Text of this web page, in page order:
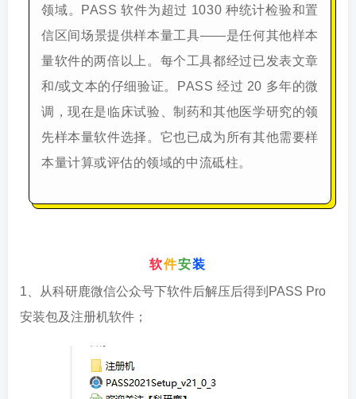
领域。PASS 软件为超过 1030 种统计检验和置
信区间场景提供样本量工具——是任何其他样本
量软件的两倍以上。每个工具都经过已发表文章
和/或文本的仔细验证。PASS 经过 20 多年的微
调，现在是临床试验、制药和其他医学研究的领
先样本量软件选择。它也已成为所有其他需要样
本量计算或评估的领域的中流砥柱。
软件安装
1、从科研鹿微信公众号下软件后解压后得到PASS Pro
安装包及注册机软件；